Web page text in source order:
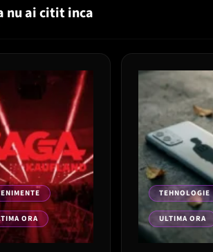
nu ai citit inca
ORA
TEHNOLOGIE
ULTIMA ORA